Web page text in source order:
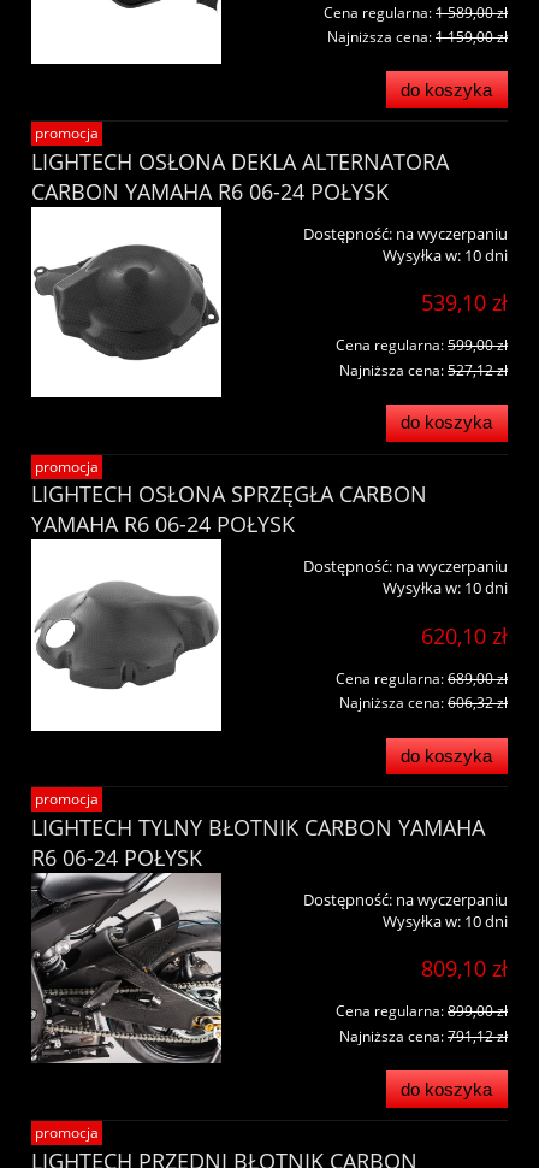
Cena regularna:1 589,00 zł
Najniższa cena:1 159,00 zł
do koszyka
LIGHTECH OSŁONA DEKLA ALTERNATORA
CARBON YAMAHA R6 06-24 POŁYSK
Dostępność: na wyczerpaniu
Wysyłka w: 10 dni
539,10 zł
Cena regularna:599,00 zł
Najniższa cena:527,12 zł
do koszyka
promocja
LIGHTECH OSŁONA SPRZĘGŁA CARBON
YAMAHA R6 06-24 POŁYSK
Dostępność: na wyczerpaniu
Wysyłka w: 10 dni
620,10 zł
Cena regularna:689,00 zł
Najniższa cena:606,32 zł
do koszyka
promocja
LIGHTECH TYLNY BŁOTNIK CARBON YAMAHA
R6 06-24 POŁYSK
Dostępność: na wyczerpaniu
Wysyłka w: 10 dni
809,10 zł
Cena regularna:899,00 zł
Najniższa cena:791,12 zł
do koszyka
promocja
LIGHTECH PRZEDNI BŁOTNIK CARBON
promocja